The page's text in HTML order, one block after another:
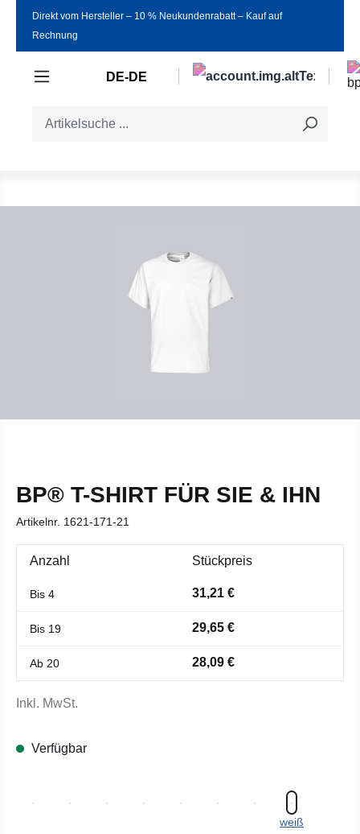
Zum Hauptinhalt springen
Direkt vom Hersteller ‒ 10 % Neukundenrabatt ‒ Kauf auf
Rechnung
DE-DE
BP® T-SHIRT FÜR SIE & IHN
Artikelnr. 1621-171-21
Anzahl Stückpreis
Bis 4 31,21 €
Bis 19 29,65 €
Ab 20 28,09 €
Inkl. MwSt.
Verfügbar
weiß